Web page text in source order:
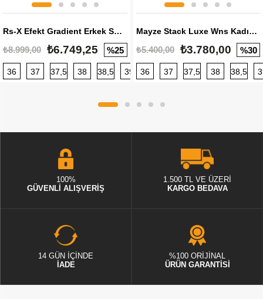
Rs-X Efekt Gradient Erkek Sneaker
₺8.999,00 ₺6.749,25 %25
36 37 37,5 38 38,5 39 40 40,5 41 42 42,5
Mayze Stack Luxe Wns Kadın Sneaker
₺5.400,00 ₺3.780,00 %30
36 37 37,5 38 38,5
100%
GÜVENLİ ALIŞVERİŞ
1.500 TL VE ÜZERİ
KARGO BEDAVA
14 GÜN İÇİNDE
İADE
%100 ORİJİNAL
ÜRÜN GARANTİSİ